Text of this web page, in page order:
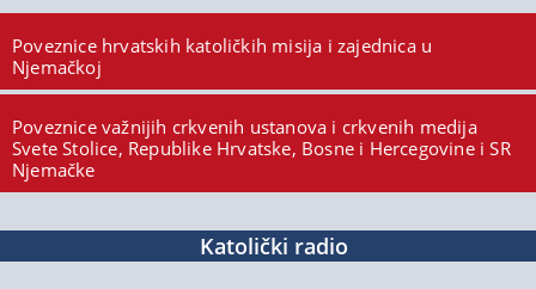
Poveznice hrvatskih katoličkih misija i zajednica u
Njemačkoj
Poveznice važnijih crkvenih ustanova i crkvenih medija
Svete Stolice, Republike Hrvatske, Bosne i Hercegovine i SR
Njemačke
Katolički radio